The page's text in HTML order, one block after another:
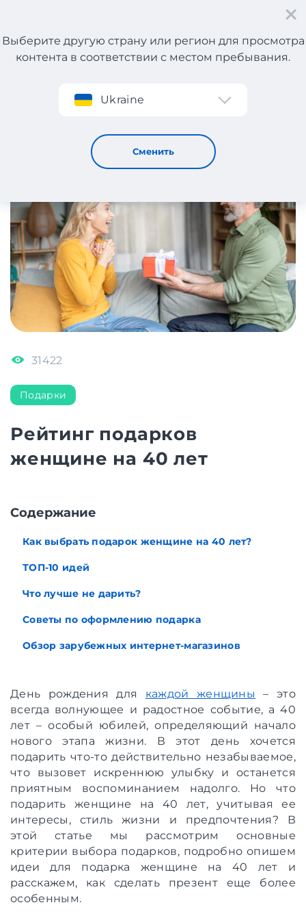
Регистрация
Выберите другую страну или регион для просмотра
контента в соответствии с местом пребывания.
Ukraine
Сменить
Рейтинг подарков женщине на 40 лет
31422
Подарки
Рейтинг подарков
женщине на 40 лет
Содержание
Как выбрать подарок женщине на 40 лет?
ТОП-10 идей
Что лучше не дарить?
Советы по оформлению подарка
Обзор зарубежных интернет-магазинов
День рождения для каждой женщины
– это
всегда волнующее и радостное событие, а 40
лет – особый юбилей, определяющий начало
нового этапа жизни. В этот день хочется
подарить что-то действительно незабываемое,
что вызовет искреннюю улыбку и останется
приятным воспоминанием надолго. Но что
подарить женщине на 40 лет, учитывая ее
интересы, стиль жизни и предпочтения? В
этой статье мы рассмотрим основные
критерии выбора подарков, подробно опишем
идеи для подарка женщине на 40 лет и
расскажем, как сделать презент еще более
особенным.